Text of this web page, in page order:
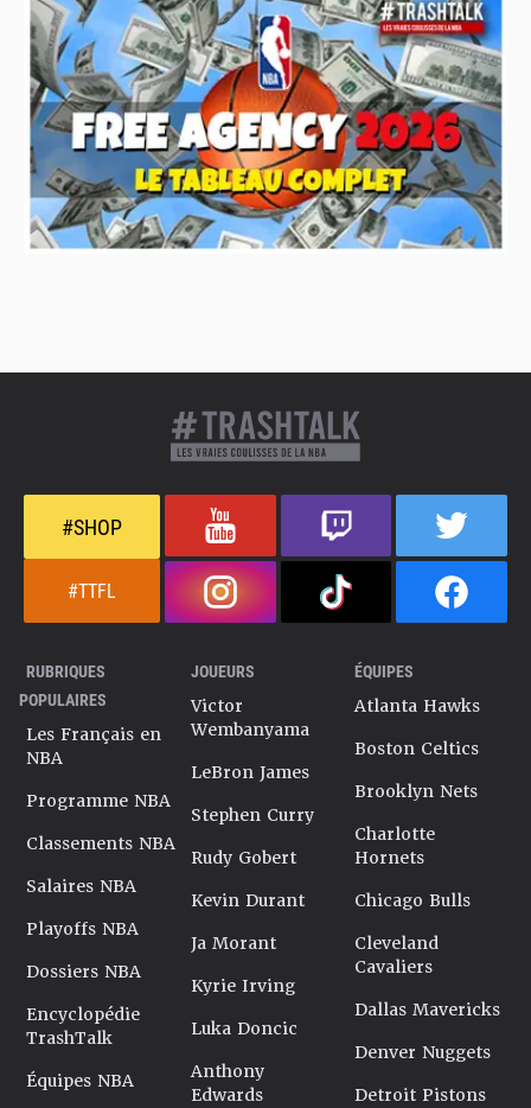
#SHOP
#TTFL
RUBRIQUES
POPULAIRES
Les Français en
NBA
Programme NBA
Classements NBA
Salaires NBA
Playoffs NBA
Dossiers NBA
Encyclopédie
TrashTalk
Équipes NBA
JOUEURS
Victor
Wembanyama
LeBron James
Stephen Curry
Rudy Gobert
Kevin Durant
Ja Morant
Kyrie Irving
Luka Doncic
Anthony
Edwards
ÉQUIPES
Atlanta Hawks
Boston Celtics
Brooklyn Nets
Charlotte
Hornets
Chicago Bulls
Cleveland
Cavaliers
Dallas Mavericks
Denver Nuggets
Detroit Pistons